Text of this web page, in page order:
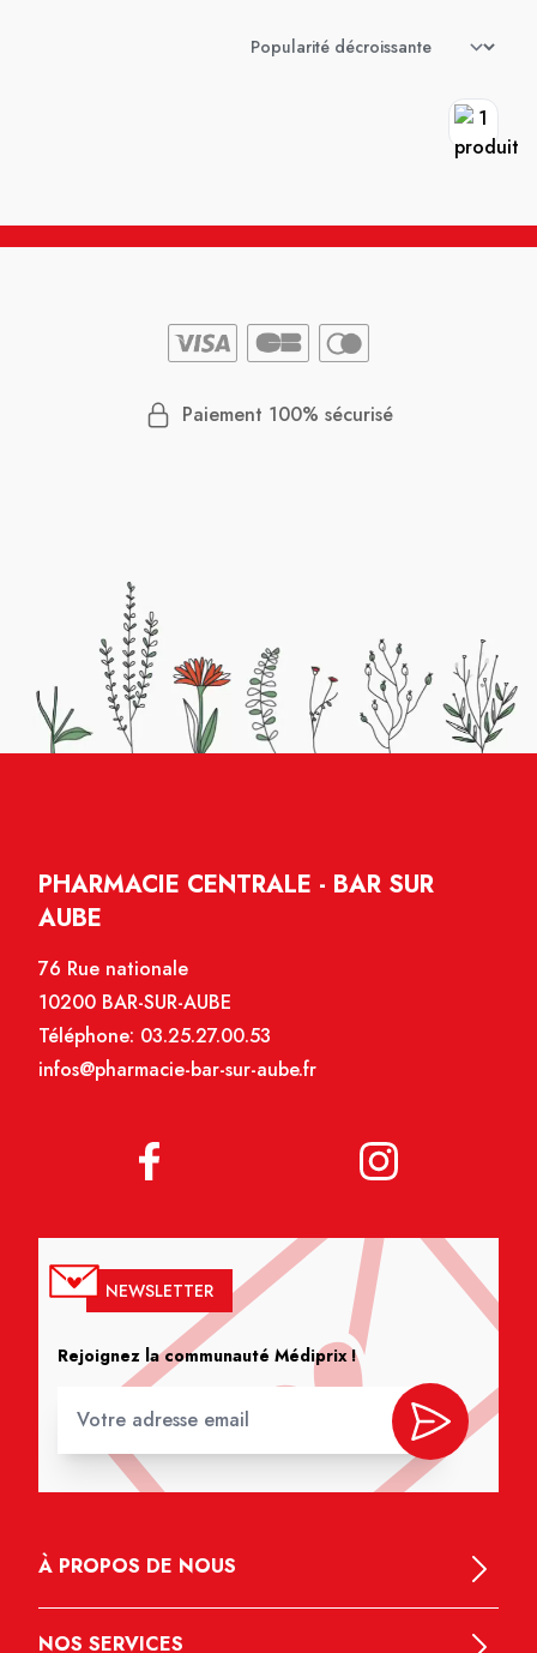
Paiement 100% sécurisé
PHARMACIE CENTRALE - BAR SUR
AUBE
76 Rue nationale
10200 BAR-SUR-AUBE
Téléphone: 03.25.27.00.53
infos@pharmacie-bar-sur-aube.fr
NEWSLETTER
Rejoignez la communauté Médiprix !
À PROPOS DE NOUS
NOS SERVICES